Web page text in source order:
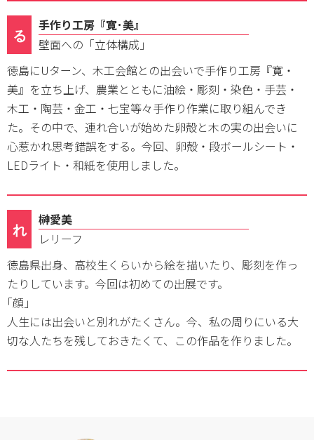
る
手作り工房『寛･美』
壁面への「立体構成」
徳島にUターン、木工会館との出会いで手作り工房『寛・
美』を立ち上げ、農業とともに油絵・彫刻・染色・手芸・
木工・陶芸・金工・七宝等々手作り作業に取り組んでき
た。その中で、連れ合いが始めた卵殻と木の実の出会いに
心惹かれ思考錯誤をする。今回、卵殻・段ボールシート・
LEDライト・和紙を使用しました。
れ
榊愛美
レリーフ
徳島県出身、高校生くらいから絵を描いたり、彫刻を作っ
たりしています。今回は初めての出展です。
｢顔｣
人生には出会いと別れがたくさん。今、私の周りにいる大
切な人たちを残しておきたくて、この作品を作りました。